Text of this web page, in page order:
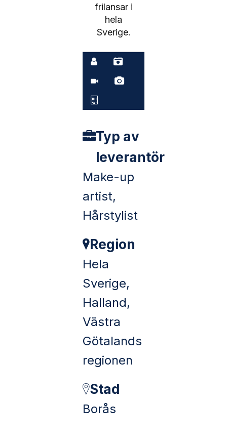
frilansar i
hela
Sverige.
Typ av
leverantör
Make-up
artist,
Hårstylist
Region
Hela
Sverige,
Halland,
Västra
Götalands
regionen
Stad
Borås